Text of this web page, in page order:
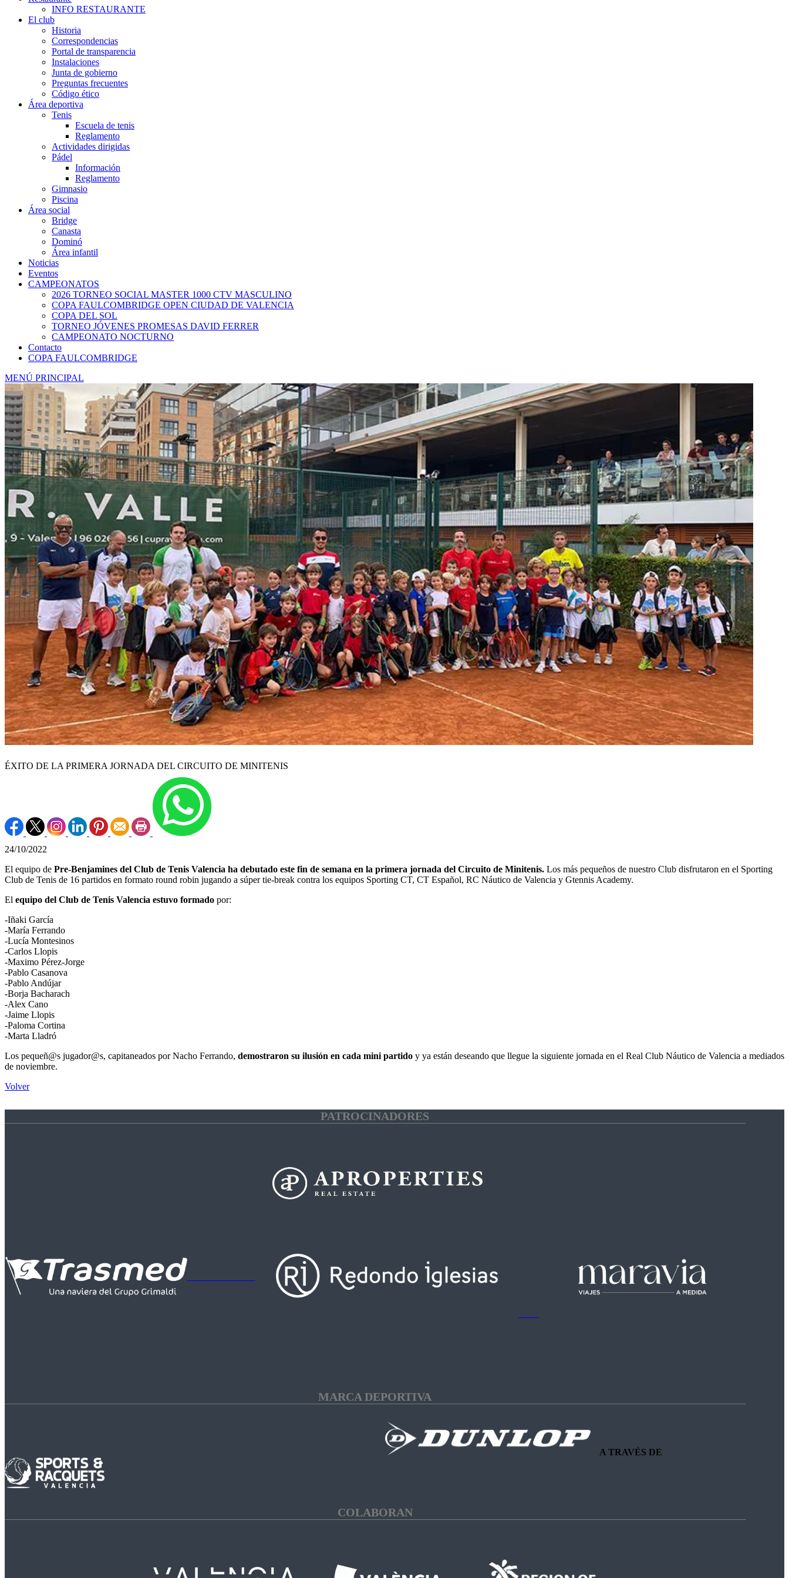
INFO RESTAURANTE
El club
Historia
Correspondencias
Portal de transparencia
Instalaciones
Junta de gobierno
Preguntas frecuentes
Código ético
Área deportiva
Tenis
Escuela de tenis
Reglamento
Actividades dirigidas
Pádel
Información
Reglamento
Gimnasio
Piscina
Área social
Bridge
Canasta
Dominó
Área infantil
Noticias
Eventos
CAMPEONATOS
2026 TORNEO SOCIAL MASTER 1000 CTV MASCULINO
COPA FAULCOMBRIDGE OPEN CIUDAD DE VALENCIA
COPA DEL SOL
TORNEO JÓVENES PROMESAS DAVID FERRER
CAMPEONATO NOCTURNO
Contacto
COPA FAULCOMBRIDGE
MENÚ PRINCIPAL
ÉXITO DE LA PRIMERA JORNADA DEL CIRCUITO DE MINITENIS
24/10/2022
El equipo de Pre-Benjamines del Club de Tenis Valencia ha debutado este fin de semana en la primera jornada del Circuito de Minitenis. Los más pequeños de nuestro Club disfrutaron en el Sporting
Club de Tenis de 16 partidos en formato round robin jugando a súper tie-break contra los equipos Sporting CT, CT Español, RC Náutico de Valencia y Gtennis Academy.
El equipo del Club de Tenis Valencia estuvo formado por:
-Iñaki García
-María Ferrando
-Lucía Montesinos
-Carlos Llopis
-Maximo Pérez-Jorge
-Pablo Casanova
-Pablo Andújar
-Borja Bacharach
-Alex Cano
-Jaime Llopis
-Paloma Cortina
-Marta Lladró
Los pequeñ@s jugador@s, capitaneados por Nacho Ferrando, demostraron su ilusión en cada mini partido y ya están deseando que llegue la siguiente jornada en el Real Club Náutico de Valencia a mediados
de noviembre.
Volver
PATROCINADORES
MARCA DEPORTIVA
A TRAVÉS DE
COLABORAN